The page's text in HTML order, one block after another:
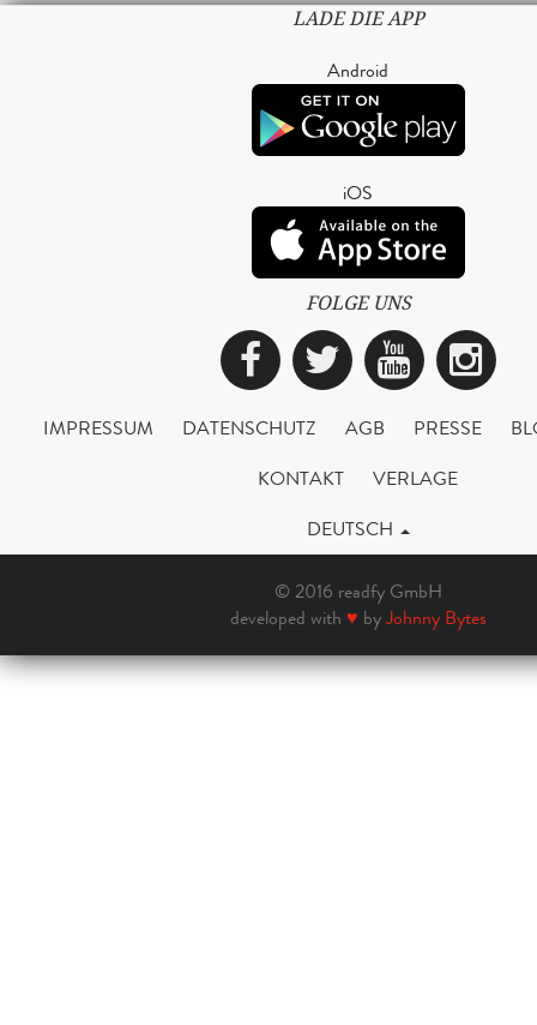
LADE DIE APP
Android
iOS
FOLGE UNS
Facebook
Twitter
IMPRESSUM DATENSCHUTZ AGB PRESSE
KONTAKT
VERLAGE
DEUTSCH
© 2016 readfy GmbH
developed with ♥ byJohnny Bytes